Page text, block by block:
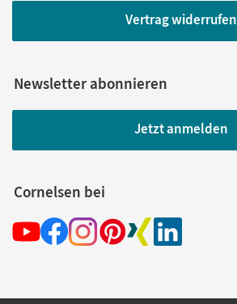
Vertrag widerrufen
Newsletter abonnieren
Jetzt anmelden
Cornelsen bei